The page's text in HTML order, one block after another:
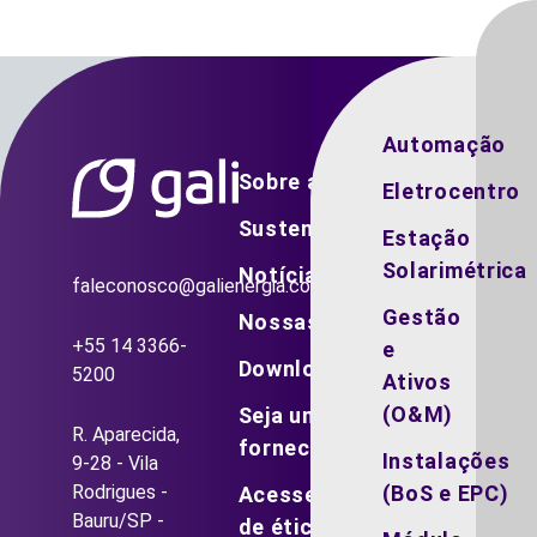
faleconosco@galienergia.com.br
+55 14 3366-
5200
R. Aparecida,
9-28 - Vila
Rodrigues -
Bauru/SP -
Sobre a Gali
Sustentabilidade
Notícias
Nossas vagas
Downloads
Seja um
fornecedor
Acesse o canal
de ética
Automação
Eletrocentro
Estação
Solarimétrica
Gestão
e
Ativos
(O&M)
Instalações
(BoS e EPC)